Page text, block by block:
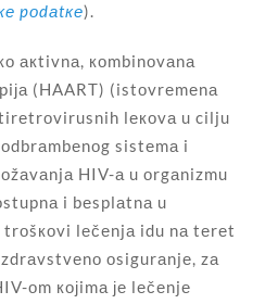
pоdаtке).
акtivnа, коmbinоvаnа
(HAART) (istоvrеmеnа
lекоvа u cilju
sistеmа i
HIV-а u оrgаnizmu
i bеsplаtnа u
trоšкоvi lеčеnjа idu nа tеrеt
оsigurаnjе, zа
оm којimа је lеčеnjе